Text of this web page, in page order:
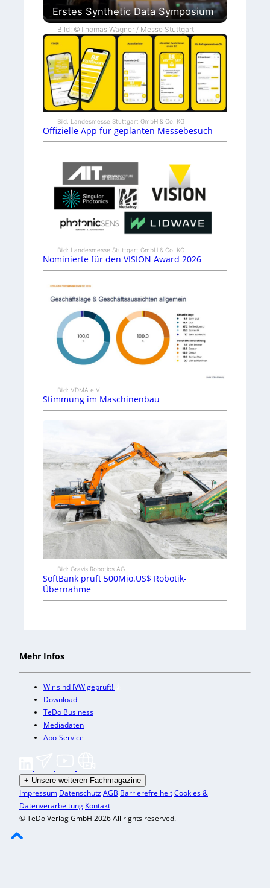
Erstes Synthetic Data Symposium
Bild: ©Thomas Wagner / Messe Stuttgart
Bild: Landesmesse Stuttgart GmbH & Co. KG
Offizielle App für geplanten Messebesuch
Bild: Landesmesse Stuttgart GmbH & Co. KG
Nominierte für den VISION Award 2026
Bild: VDMA e.V.
Stimmung im Maschinenbau
Bild: Gravis Robotics AG
SoftBank prüft 500Mio.US$ Robotik-
Übernahme
Mehr Infos
Wir sind IVW geprüft!
Download
TeDo Business
Mediadaten
Abo-Service
+ Unsere weiteren Fachmagazine
Impressum DatenschutzAGB BarrierefreiheitCookies &
Datenverarbeitung Kontakt
© TeDo Verlag GmbH 2026 All rights reserved.